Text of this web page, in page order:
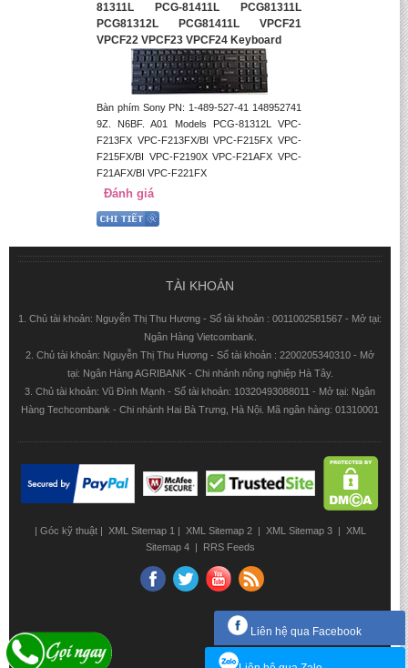
81311L PCG-81411L PCG81311L
PCG81312L PCG81411L VPCF21
VPCF22 VPCF23 VPCF24 Keyboard
Bàn phím Sony PN: 1-489-527-41 148952741
9Z. N6BF. A01 Models PCG-81312L VPC-
F213FX VPC-F213FX/BI VPC-F215FX VPC-
F215FX/BI VPC-F2190X VPC-F21AFX VPC-
F21AFX/BI VPC-F221FX
Đánh giá
TÀI KHOẢN
1. Chủ tài khoản: Nguyễn Thị Thu Hương - Số tài khoản : 0011002581567 - Mở tại:
Ngân Hàng Vietcombank.
2. Chủ tài khoản: Nguyễn Thị Thu Hương - Số tài khoản : 2200205340310 - Mở
tại: Ngân Hàng AGRIBANK - Chi nhánh nông nghiệp Hà Tây.
3. Chủ tài khoản: Vũ Đình Mạnh - Số tài khoản: 10320493088011 - Mở tại: Ngân
Hàng Techcombank - Chi nhánh Hai Bà Trưng, Hà Nội. Mã ngân hàng: 01310001
Góc kỹ thuật| XML Sitemap 1 XML Sitemap 2 XML Sitemap 3
XML
Sitemap 4
RRS Feeds
Liên hệ qua Facebook